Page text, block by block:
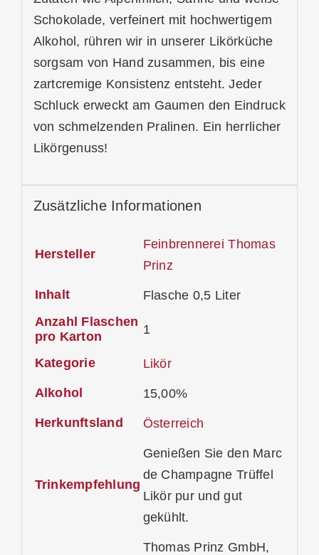
Schokolade, verfeinert mit hochwertigem
Alkohol, rühren wir in unserer Likörküche
sorgsam von Hand zusammen, bis eine
zartcremige Konsistenz entsteht. Jeder
Schluck erweckt am Gaumen den Eindruck
von schmelzenden Pralinen. Ein herrlicher
Likörgenuss!
Zusätzliche Informationen
Hersteller
Feinbrennerei Thomas
Prinz
Inhalt
Flasche 0,5 Liter
Anzahl Flaschen
pro Karton
1
Kategorie Likör
Alkohol 15,00%
Herkunftsland Österreich
Trinkempfehlung
Genießen Sie den Marc
de Champagne Trüffel
Likör pur und gut
gekühlt.
Thomas Prinz GmbH,